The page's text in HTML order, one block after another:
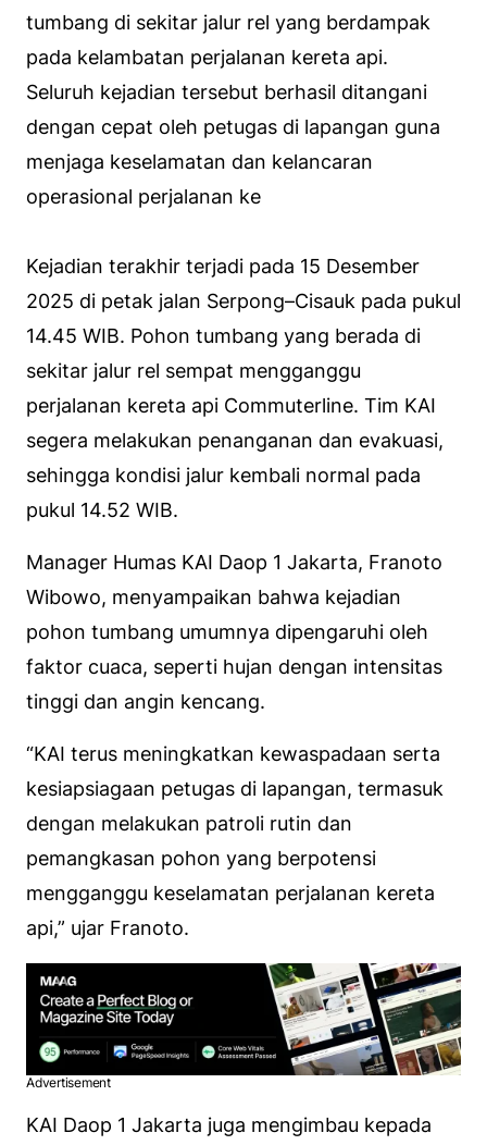
tumbang di sekitar jalur rel yang berdampak
pada kelambatan perjalanan kereta api.
Seluruh kejadian tersebut berhasil ditangani
dengan cepat oleh petugas di lapangan guna
menjaga keselamatan dan kelancaran
operasional perjalanan ke
Kejadian terakhir terjadi pada 15 Desember
2025 di petak jalan Serpong–Cisauk pada pukul
14.45 WIB. Pohon tumbang yang berada di
sekitar jalur rel sempat mengganggu
perjalanan kereta api Commuterline. Tim KAI
segera melakukan penanganan dan evakuasi,
sehingga kondisi jalur kembali normal pada
pukul 14.52 WIB.
Manager Humas KAI Daop 1 Jakarta, Franoto
Wibowo, menyampaikan bahwa kejadian
pohon tumbang umumnya dipengaruhi oleh
faktor cuaca, seperti hujan dengan intensitas
tinggi dan angin kencang.
“KAI terus meningkatkan kewaspadaan serta
kesiapsiagaan petugas di lapangan, termasuk
dengan melakukan patroli rutin dan
pemangkasan pohon yang berpotensi
mengganggu keselamatan perjalanan kereta
api,” ujar Franoto.
Advertisement
KAI Daop 1 Jakarta juga mengimbau kepada